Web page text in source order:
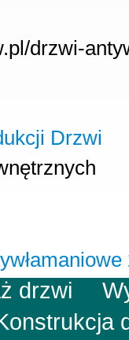
drzwi-
drzwi